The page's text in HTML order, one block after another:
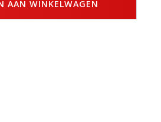
AAN WINKELWAGEN